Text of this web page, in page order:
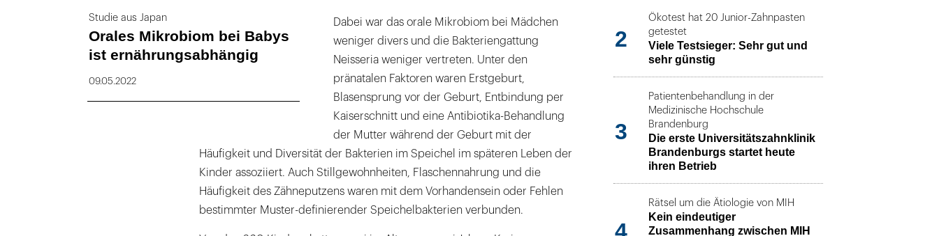
Studie aus Japan
Orales Mikrobiom bei Babys
ist ernährungsabhängig
09.05.2022
Dabei war das orale Mikrobiom bei Mädchen
weniger divers und die Bakteriengattung
Neisseria weniger vertreten. Unter den
pränatalen Faktoren waren Erstgeburt,
Blasensprung vor der Geburt, Entbindung per
Kaiserschnitt und eine Antibiotika-Behandlung
der Mutter während der Geburt mit der
Häufigkeit und Diversität der Bakterien im Speichel im späteren Leben der
Kinder assoziiert. Auch Stillgewohnheiten, Flaschennahrung und die
Häufigkeit des Zähneputzens waren mit dem Vorhandensein oder Fehlen
bestimmter Muster-definierender Speichelbakterien verbunden.
2
Ökotest hat 20 Junior-Zahnpasten
getestet
Viele Testsieger: Sehr gut und
sehr günstig
3
Patientenbehandlung in der
Medizinische Hochschule
Brandenburg
Die erste Universitätszahnklinik
Brandenburgs startet heute
ihren Betrieb
4
Rätsel um die Ätiologie von MIH
Kein eindeutiger
Zusammenhang zwischen MIH